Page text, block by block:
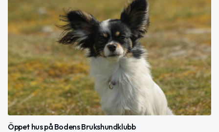
Öppet hus på Bodens Brukshundklubb